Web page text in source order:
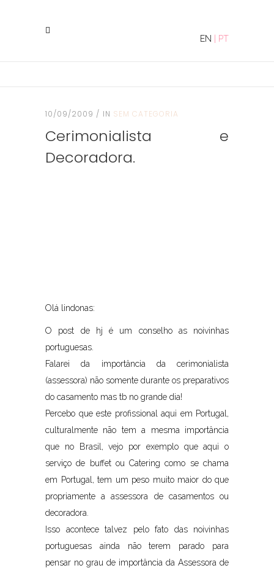
EN PT
10/09/2009 IN SEM CATEGORIA
Cerimonialista e
Decoradora.
Olá lindonas:
O post de hj é um conselho as noivinhas
portuguesas.
Falarei da importância da cerimonialista
(assessora) não somente durante os preparativos
do casamento mas tb no grande dia!
Percebo que este profissional aqui em Portugal,
culturalmente não tem a mesma importância
que no Brasil, vejo por exemplo que aqui o
serviço de buffet ou Catering como se chama
em Portugal, tem um peso muito maior do que
propriamente a assessora de casamentos ou
decoradora.
Isso acontece talvez pelo fato das noivinhas
portuguesas ainda não terem parado para
pensar no grau de importância da Assessora de